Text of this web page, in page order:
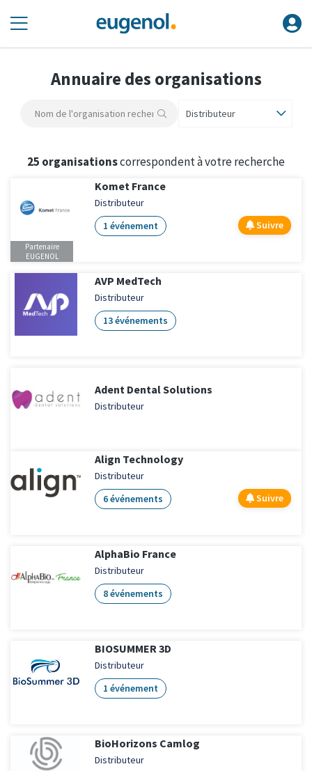
Annuaire des organisations
Distributeur
25 organisationscorrespondent à votre recherche
Partenaire
EUGENOL
Komet France
Distributeur
1 événement
Suivre
AVP MedTech
Distributeur
13 événements
Adent Dental Solutions
Distributeur
Align Technology
Distributeur
6 événements
Suivre
AlphaBio France
Distributeur
8 événements
BIOSUMMER 3D
Distributeur
1 événement
BioHorizons Camlog
Distributeur